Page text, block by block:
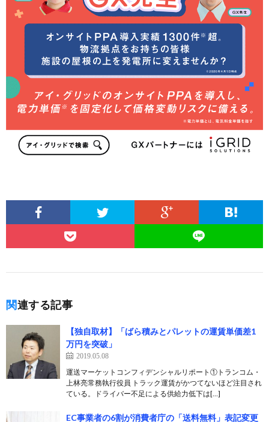
関連する記事
【独自取材】「ばら積みとパレットの運賃単価差1
万円を突破」
2019.05.08
運送マーケットコンフィデンシャルリポート①トランコム・
上林亮常務執行役員 トラック運賃がかつてないほど注目され
ている。ドライバー不足による供給力低下は[…]
EC事業者の6割が消費者庁の「送料無料」表記変更